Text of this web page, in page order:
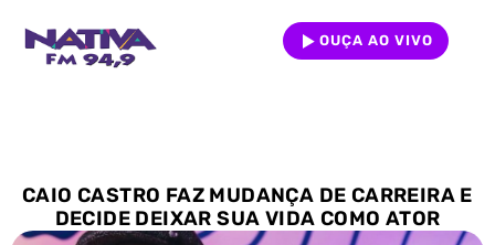
OUÇA AO VIVO
CAIO CASTRO FAZ MUDANÇA DE CARREIRA E
DECIDE DEIXAR SUA VIDA COMO ATOR